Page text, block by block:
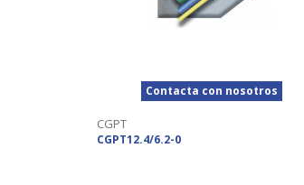
Contacta con nosotros
CGPT
CGPT12.4/6.2-0